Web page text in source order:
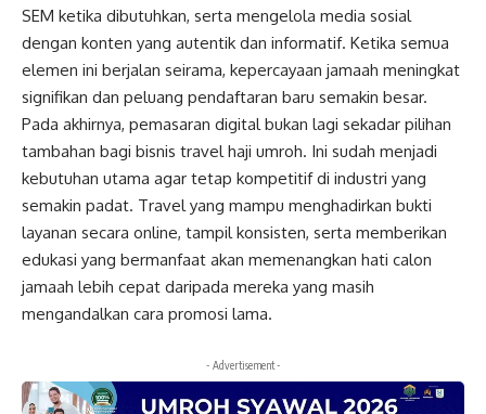
SEM ketika dibutuhkan, serta mengelola media sosial
dengan konten yang autentik dan informatif. Ketika semua
elemen ini berjalan seirama, kepercayaan jamaah meningkat
signifikan dan peluang pendaftaran baru semakin besar.
Pada akhirnya, pemasaran digital bukan lagi sekadar pilihan
tambahan bagi bisnis travel haji umroh. Ini sudah menjadi
kebutuhan utama agar tetap kompetitif di industri yang
semakin padat. Travel yang mampu menghadirkan bukti
layanan secara online, tampil konsisten, serta memberikan
edukasi yang bermanfaat akan memenangkan hati calon
jamaah lebih cepat daripada mereka yang masih
mengandalkan cara promosi lama.
- Advertisement -